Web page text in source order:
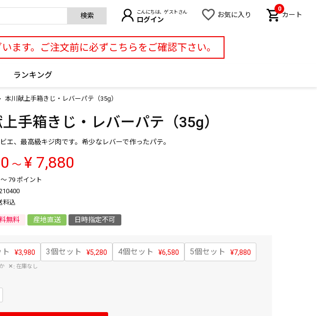
検索 こんにちは、ゲストさん
ログイン
お気に入り カート
0
ます。ご注文前に必ずこちらをご確認下さい。
ランキング
本川献上手箱きじ・レバーパテ（35g）
手箱きじ・レバーパテ（35g）
エ、最高級キジ肉です。希少なレバーで作ったパテ。
〜 ¥ 7,880
〜 79 ポイント
料込
無料 産地直送 日時指定不可
¥3,980 3個セット ¥5,280 4個セット ¥6,580 5個セット ¥7,880
✕ 在庫なし